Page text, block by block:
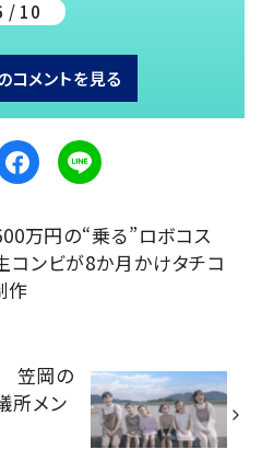
/ 10
コメントを見る
万円の“乗る”ロボコス
コンビが8か月かけタチコ
作
笠岡の
所メン